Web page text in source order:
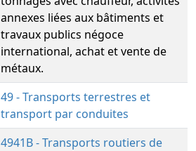
annexes liées aux bâtiments et
travaux publics négoce
international, achat et vente de
métaux.
49 - Transports terrestres et
transport par conduites
4941B - Transports routiers de